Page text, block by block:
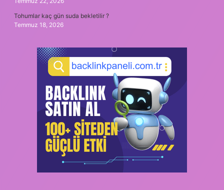
Tohumlar kaç gün suda bekletilir ?
Temmuz 18, 2026